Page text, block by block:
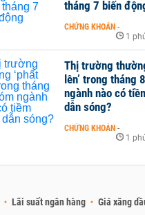
tháng 7 biến
CHỨNG KHOÁN -
1
Thị trường
lên’ trong tháng
ngành nào có
dẫn sóng?
CHỨNG KHOÁN -
1
Lãi suất ngân hàng Giá xăng